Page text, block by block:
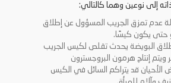
إلى نوعين وهما كالتالي:
تمزق الجريب المسؤول عن إطلاق
حتى يكون كيسًا.
البويضة يحدث تقلص لكيس الجريب
إنتاج هرمون البروجسترون
قد يتراكم السائل في الكيس